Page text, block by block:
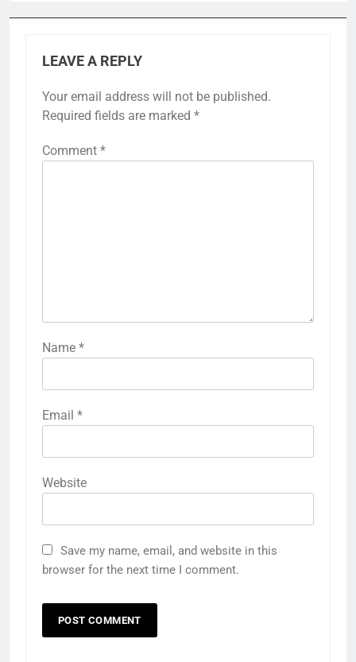
LEAVE A REPLY
Your email address will not be published.
Required fields are marked *
Comment *
Name *
Email *
Website
Save my name, email, and website in this
browser for the next time I comment.